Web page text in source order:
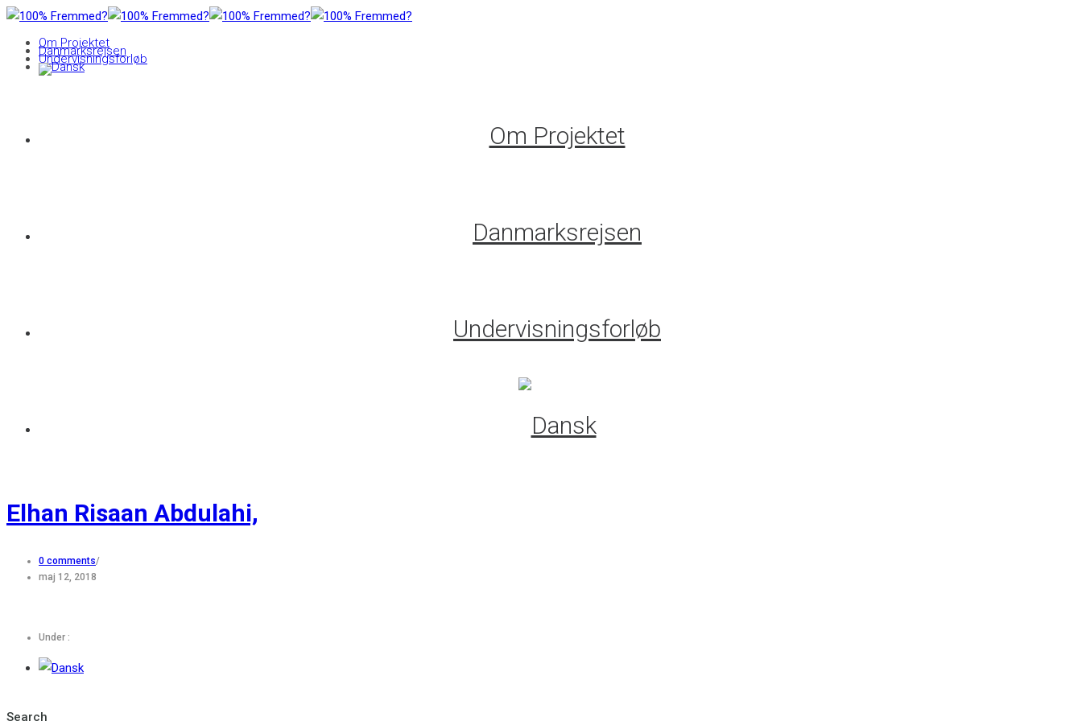
Om Projektet
Danmarksrejsen
Undervisningsforløb
Om Projektet
Danmarksrejsen
Undervisningsforløb
Elhan Risaan Abdulahi,
0 comments/
maj 12, 2018
Under :
Search